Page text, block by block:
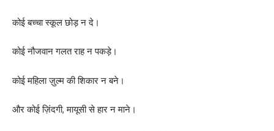
कोई बच्चा स्कूल छोड़ न दे।
कोई नौजवान गलत राह न पकड़े।
कोई महिला ज़ुल्म की शिकार न बने।
और कोई ज़िंदगी, मायूसी से हार न माने।